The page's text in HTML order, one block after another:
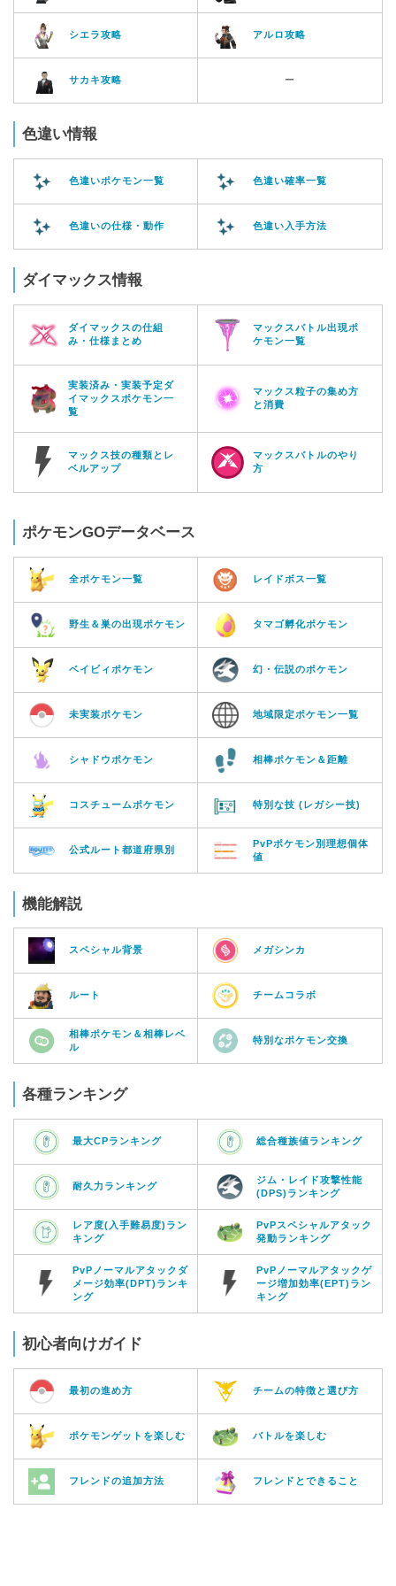
シエラ攻略 アルロ攻略
サカキ攻略 ー
色違い情報
色違いポケモン一覧 色違い確率一覧
色違いの仕様・動作 色違い入手方法
ダイマックス情報
ダイマックスの仕組
み・仕様まとめ
マックスバトル出現ポ
ケモン一覧
実装済み・実装予定ダ
イマックスポケモン一
覧
マックス粒子の集め方
と消費
マックス技の種類とレ
ベルアップ
マックスバトルのやり
方
ポケモンGOデータベース
全ポケモン一覧 レイドボス一覧
野生＆巣の出現ポケモン タマゴ孵化ポケモン
ベイビィポケモン 幻・伝説のポケモン
未実装ポケモン 地域限定ポケモン一覧
シャドウポケモン 相棒ポケモン＆距離
コスチュームポケモン 特別な技 (レガシー技)
公式ルート都道府県別
PvPポケモン別理想個体
値
機能解説
スペシャル背景 メガシンカ
ルート チームコラボ
相棒ポケモン＆相棒レベ
ル
特別なポケモン交換
各種ランキング
最大CPランキング 総合種族値ランキング
耐久力ランキング
ジム・レイド攻撃性能
(DPS)ランキング
レア度(入手難易度)ラン
キング
PvPスペシャルアタック
発動ランキング
PvPノーマルアタックダ
メージ効率(DPT)ランキ
ング
PvPノーマルアタックゲ
ージ増加効率(EPT)ラン
キング
初心者向けガイド
最初の進め方 チームの特徴と選び方
ポケモンゲットを楽しむ バトルを楽しむ
フレンドの追加方法 フレンドとできること